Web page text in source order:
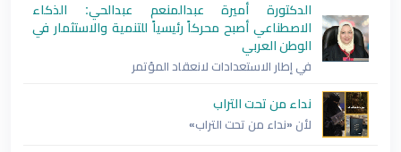
الدكتورة أميرة عبدالمنعم عبدالحي: الذكاء
الاصطناعي أصبح محركاً رئيسياً للتنمية والاستثمار في
الوطن العربي
في إطار الاستعدادات لانعقاد المؤتمر
نداء من تحت التراب
لأن «نداء من تحت التراب»